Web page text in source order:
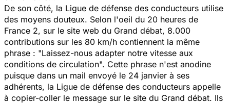
De son côté, la Ligue de défense des conducteurs utilise
des moyens douteux. Selon l'oeil du 20 heures de
France 2, sur le site web du Grand débat, 8.000
contributions sur les 80 km/h contiennent la même
phrase : "Laissez-nous adapter notre vitesse aux
conditions de circulation". Cette phrase n'est anodine
puisque dans un mail envoyé le 24 janvier à ses
adhérents, la Ligue de défense des conducteurs appelle
à copier-coller le message sur le site du Grand débat. Ils